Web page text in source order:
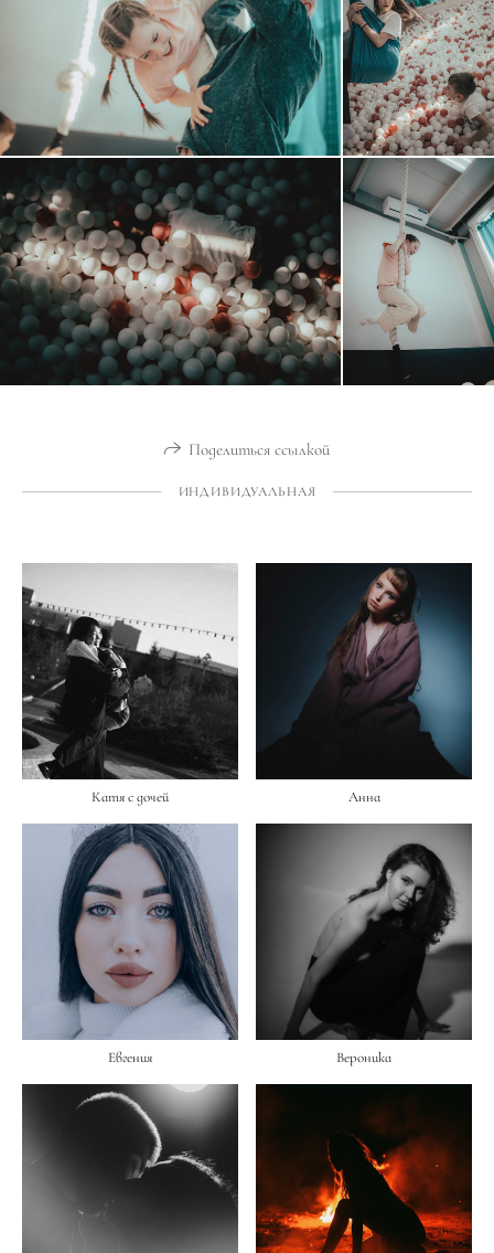
Поделиться ссылкой
ИНДИВИДУАЛЬНАЯ
Катя с дочей Анна
Евгения Вероника